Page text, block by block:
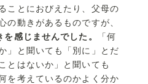
ことにおびえたり、父母の
の動きがあるものですが、
を感じませんでした。
「何
」と聞いても「別に」とだ
とはないか」と聞いても
を考えているのかよく分か